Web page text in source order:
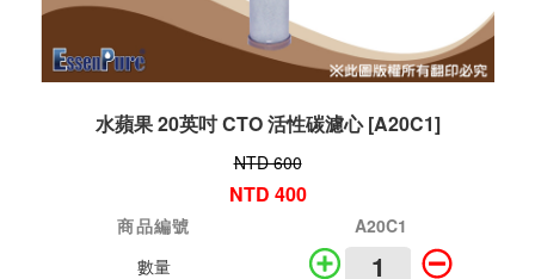
水蘋果 20英吋 CTO 活性碳濾心 [A20C1]
NTD 600
NTD 400
商品編號
A20C1
數量